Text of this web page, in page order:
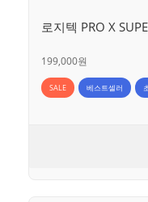
로지텍 PRO X
199,000원
SALE 베스트셀러